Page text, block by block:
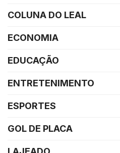
COLUNA DO LEAL
ECONOMIA
EDUCAÇÃO
ENTRETENIMENTO
ESPORTES
GOL DE PLACA